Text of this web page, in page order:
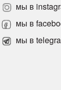
мы в
мы в
мы в